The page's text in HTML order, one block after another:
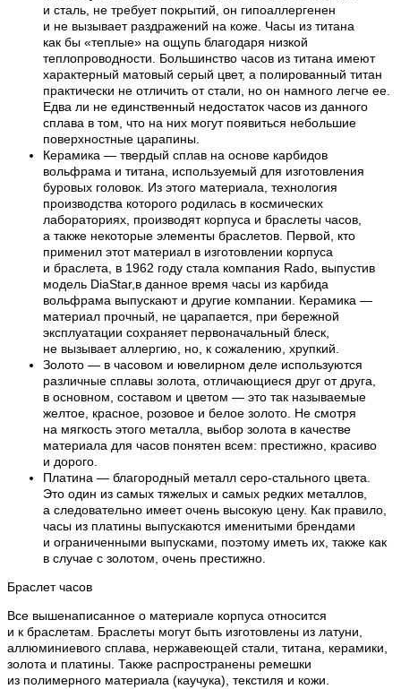
и сталь, не требует покрытий, он гипоаллергенен
и не вызывает раздражений на коже. Часы из титана
как бы «теплые» на ощупь благодаря низкой
теплопроводности. Большинство часов из титана имеют
характерный матовый серый цвет, а полированный титан
практически не отличить от стали, но он намного легче ее.
Едва ли не единственный недостаток часов из данного
сплава в том, что на них могут появиться небольшие
поверхностные царапины.
Керамика — твердый сплав на основе карбидов
вольфрама и титана, используемый для изготовления
буровых головок. Из этого материала, технология
производства которого родилась в космических
лабораториях, производят корпуса и браслеты часов,
а также некоторые элементы браслетов. Первой, кто
применил этот материал в изготовлении корпуса
и браслета, в 1962 году стала компания Rado, выпустив
модель DiaStar,в данное время часы из карбида
вольфрама выпускают и другие компании. Керамика —
материал прочный, не царапается, при бережной
эксплуатации сохраняет первоначальный блеск,
не вызывает аллергию, но, к сожалению, хрупкий.
Золото — в часовом и ювелирном деле используются
различные сплавы золота, отличающиеся друг от друга,
в основном, составом и цветом — это так называемые
желтое, красное, розовое и белое золото. Не смотря
на мягкость этого металла, выбор золота в качестве
материала для часов понятен всем: престижно, красиво
и дорого.
Платина — благородный металл серо-стального цвета.
Это один из самых тяжелых и самых редких металлов,
а следовательно имеет очень высокую цену. Как правило,
часы из платины выпускаются именитыми брендами
и ограниченными выпусками, поэтому иметь их, также как
в случае с золотом, очень престижно.
Браслет часов
Все вышенаписанное о материале корпуса относится
и к браслетам. Браслеты могут быть изготовлены из латуни,
аллюминиевого сплава, нержавеющей стали, титана, керамики,
золота и платины. Также распространены ремешки
из полимерного материала (каучука), текстиля и кожи.